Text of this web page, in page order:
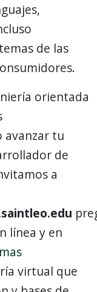
de las
orientada
avanzar tu
de
a
línea y en
virtual que